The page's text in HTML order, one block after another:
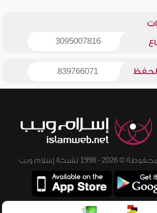
3095007816
839766071
لشبكة إسلام ويب